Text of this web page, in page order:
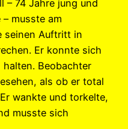
– 74 Jahre jung und
musste am
seinen Auftritt in
Er konnte sich
Beobachter
als ob er total
wankte und torkelte,
musste sich